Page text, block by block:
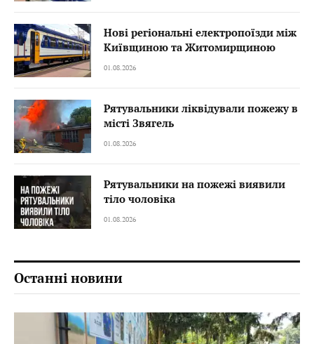
Нові регіональні електропоїзди між
Київщиною та Житомирщиною
01.08.2026
Рятувальники ліквідували пожежу в
місті Звягель
01.08.2026
Рятувальники на пожежі виявили
тіло чоловіка
01.08.2026
Останні новини